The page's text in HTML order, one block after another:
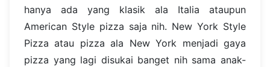
hanya ada yang klasik ala Italia ataupun
American Style pizza saja nih. New York Style
Pizza atau pizza ala New York menjadi gaya
pizza yang lagi disukai banget nih sama anak-